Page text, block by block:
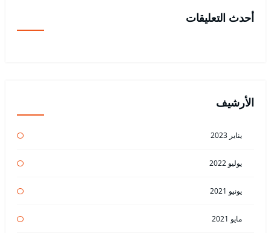
أحدث التعليقات
الأرشيف
يناير 2023
يوليو 2022
يونيو 2021
مايو 2021